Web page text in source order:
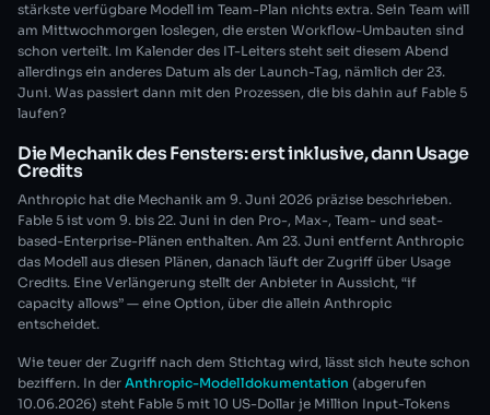
stärkste verfügbare Modell im Team-Plan nichts extra. Sein Team will
am Mittwochmorgen loslegen, die ersten Workflow-Umbauten sind
schon verteilt. Im Kalender des IT-Leiters steht seit diesem Abend
allerdings ein anderes Datum als der Launch-Tag, nämlich der 23.
Juni. Was passiert dann mit den Prozessen, die bis dahin auf Fable 5
laufen?
Die Mechanik des Fensters: erst inklusive, dann Usage
Credits
Anthropic hat die Mechanik am 9. Juni 2026 präzise beschrieben.
Fable 5 ist vom 9. bis 22. Juni in den Pro-, Max-, Team- und seat-
based-Enterprise-Plänen enthalten. Am 23. Juni entfernt Anthropic
das Modell aus diesen Plänen, danach läuft der Zugriff über Usage
Credits. Eine Verlängerung stellt der Anbieter in Aussicht, “if
capacity allows” — eine Option, über die allein Anthropic
entscheidet.
Wie teuer der Zugriff nach dem Stichtag wird, lässt sich heute schon
beziffern. In der Anthropic-Modelldokumentation (abgerufen
10.06.2026) steht Fable 5 mit 10 US-Dollar je Million Input-Tokens